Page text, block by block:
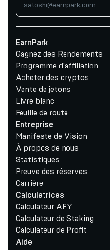
EarnPark
Gagnez des Rendements
Programme d'affiliation
Acheter des cryptos
Vente de jetons
Livre blanc
Feuille de route
Entreprise
Manifeste de Vision
À propos de nous
Statistiques
Preuve des réserves
Carrière
Calculatrices
Calculateur APY
Calculateur de Staking
Calculateur de Profit
Aide